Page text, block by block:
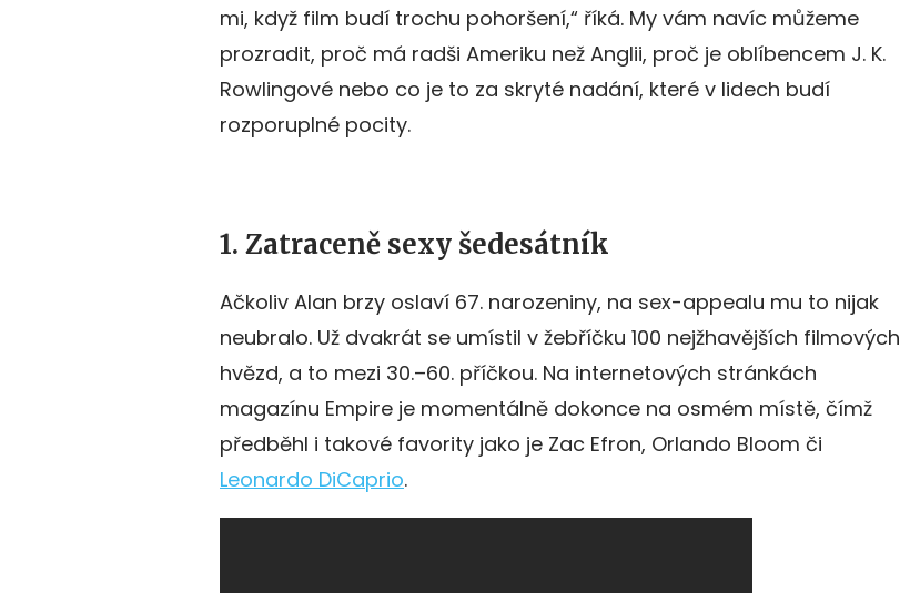
mi, když film budí trochu pohoršení,“ říká. My vám navíc můžeme
prozradit, proč má radši Ameriku než Anglii, proč je oblíbencem J. K.
Rowlingové nebo co je to za skryté nadání, které v lidech budí
rozporuplné pocity.
1. Zatraceně sexy šedesátník
Ačkoliv Alan brzy oslaví 67. narozeniny, na sex-appealu mu to nijak
neubralo. Už dvakrát se umístil v žebříčku 100 nejžhavějších filmových
hvězd, a to mezi 30.–60. příčkou. Na internetových stránkách
magazínu Empire je momentálně dokonce na osmém místě, čímž
předběhl i takové favority jako je Zac Efron, Orlando Bloom či
Leonardo DiCaprio.